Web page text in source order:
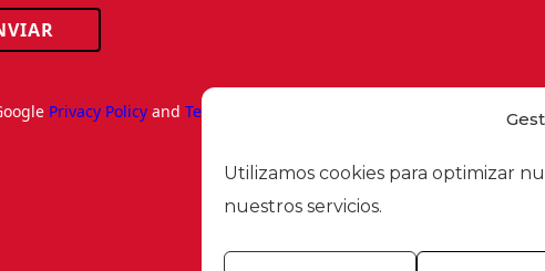
Utilizamos cookies para optimizar
nuestros servicios.
Privacy Policy andTerms of Service